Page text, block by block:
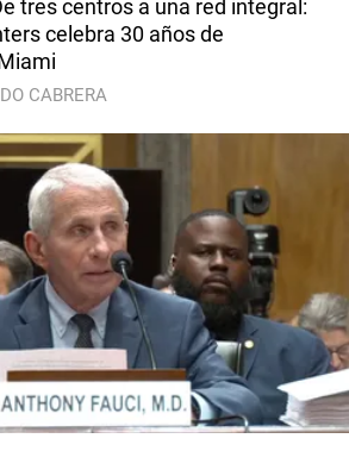
tres centros a una red integral:
celebra 30 años de
CABRERA